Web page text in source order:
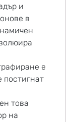
и
в
е
постигнат
това
на